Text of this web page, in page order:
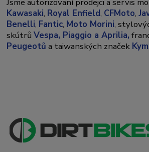
Kawasaki, Royal Enfield, CFMoto,
Benelli, Fantic, Moto Morini,
skútrůVespa, Piaggio a Aprilia,
Peugeotů a taiwanských značek